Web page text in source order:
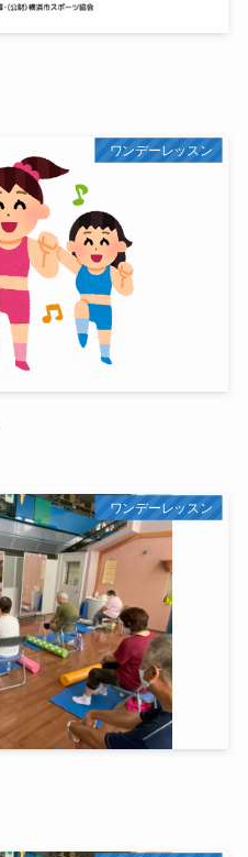
ワンデーレッスン
ワンデーレッスン